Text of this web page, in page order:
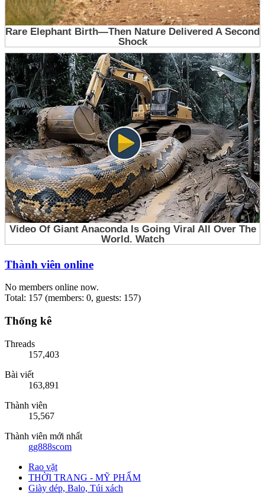
Thành viên online
No members online now.
Total: 157 (members: 0, guests: 157)
Thống kê
Threads
157,403
Bài viết
163,891
Thành viên
15,567
Thành viên mới nhất
gg888scom
Rao vặt
THỜI TRANG - MỸ PHẨM
Giày dép, Balo, Túi xách